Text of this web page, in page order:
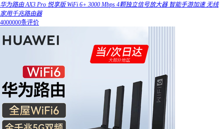
华为路由 AX3 Pro 悦享版 WiFi 6+ 3000 Mbps 4颗独立信号放大器 智能手游加速 无线
家用千兆路由器
4000000条评价